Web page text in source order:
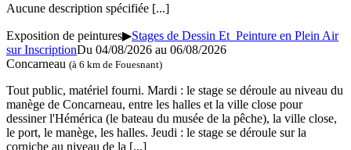
Aucune description spécifiée [...]
Exposition de peintures▶Stages de Dessin Et Peinture en Plein Air
sur InscriptionDu 04/08/2026 au 06/08/2026
Concarneau (à 6 km de Fouesnant)
Tout public, matériel fourni. Mardi : le stage se déroule au niveau du
manège de Concarneau, entre les halles et la ville close pour
dessiner l'Hémérica (le bateau du musée de la pêche), la ville close,
le port, le manège, les halles. Jeudi : le stage se déroule sur la
corniche au niveau de la [...]